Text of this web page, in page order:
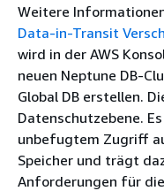
Weitere
Data-in-Transit
wird in der AWS
neuen Neptune DB-
Global DB erstellen.
Datenschutzebene.
unbefugtem Zugriff
Speicher und trägt
Anforderungen für